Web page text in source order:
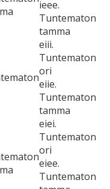
ieee.
Tuntematon
tamma
eiii.
Tuntematon
ori
eiie.
Tuntematon
tamma
eiei.
Tuntematon
ori
eiee.
Tuntematon